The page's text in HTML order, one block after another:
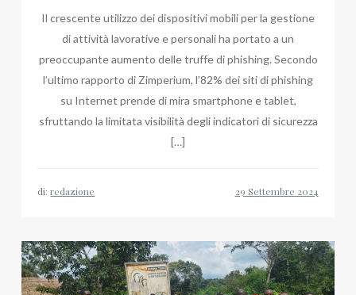
Il crescente utilizzo dei dispositivi mobili per la gestione
di attività lavorative e personali ha portato a un
preoccupante aumento delle truffe di phishing. Secondo
l’ultimo rapporto di Zimperium, l’82% dei siti di phishing
su Internet prende di mira smartphone e tablet,
sfruttando la limitata visibilità degli indicatori di sicurezza
[…]
di:redazione